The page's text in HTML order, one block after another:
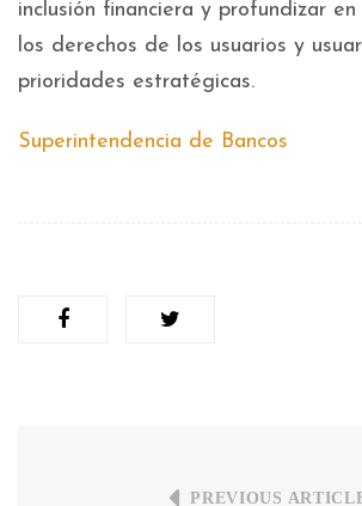
inclusión financiera y profundizar
los derechos de los usuarios y
prioridades estratégicas.
Superintendencia de Bancos
PREVIOUS